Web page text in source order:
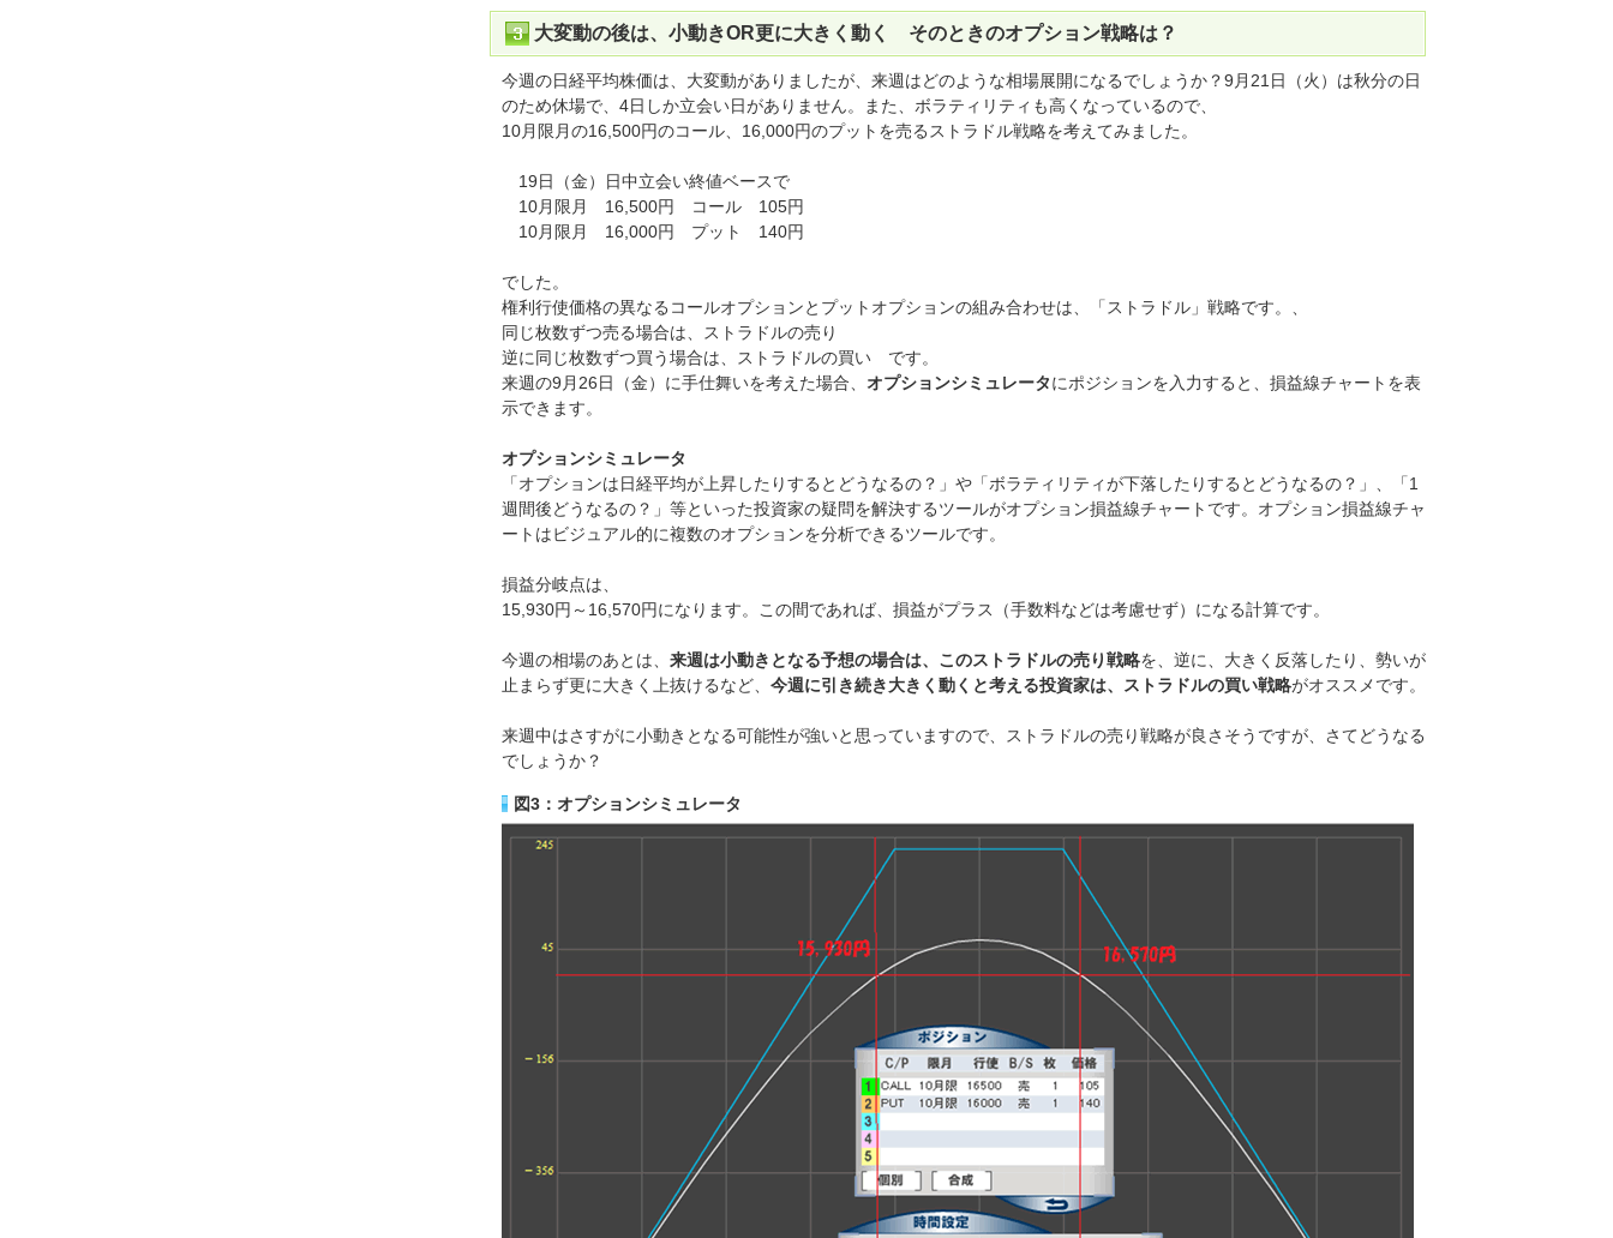
大変動の後は、小動きOR更に大きく動く そのときのオプション戦略は？
今週の日経平均株価は、大変動がありましたが、来週はどのような相場展開になるでしょうか？9月21日（火）は秋分の日
のため休場で、4日しか立会い日がありません。また、ボラティリティも高くなっているので、
10月限月の16,500円のコール、16,000円のプットを売るストラドル戦略を考えてみました。
19日（金）日中立会い終値ベースで
10月限月 16,500円 コール 105円
10月限月 16,000円 プット 140円
でした。
権利行使価格の異なるコールオプションとプットオプションの組み合わせは、「ストラドル」戦略です。、
同じ枚数ずつ売る場合は、ストラドルの売り
逆に同じ枚数ずつ買う場合は、ストラドルの買い です。
来週の9月26日（金）に手仕舞いを考えた場合、 オプションシミュレータにポジションを入力すると、損益線チャートを表
示できます。
オプションシミュレータ
「オプションは日経平均が上昇したりするとどうなるの？」や「ボラティリティが下落したりするとどうなるの？」、「1
週間後どうなるの？」等といった投資家の疑問を解決するツールがオプション損益線チャートです。オプション損益線チャ
ートはビジュアル的に複数のオプションを分析できるツールです。
損益分岐点は、
15,930円～16,570円になります。この間であれば、損益がプラス（手数料などは考慮せず）になる計算です。
今週の相場のあとは、 来週は小動きとなる予想の場合は、このストラドルの売り戦略を、逆に、大きく反落したり、勢いが
止まらず更に大きく上抜けるなど、 今週に引き続き大きく動くと考える投資家は、ストラドルの買い戦略がオススメです。
来週中はさすがに小動きとなる可能性が強いと思っていますので、ストラドルの売り戦略が良さそうですが、さてどうなる
でしょうか？
図3：オプションシミュレータ